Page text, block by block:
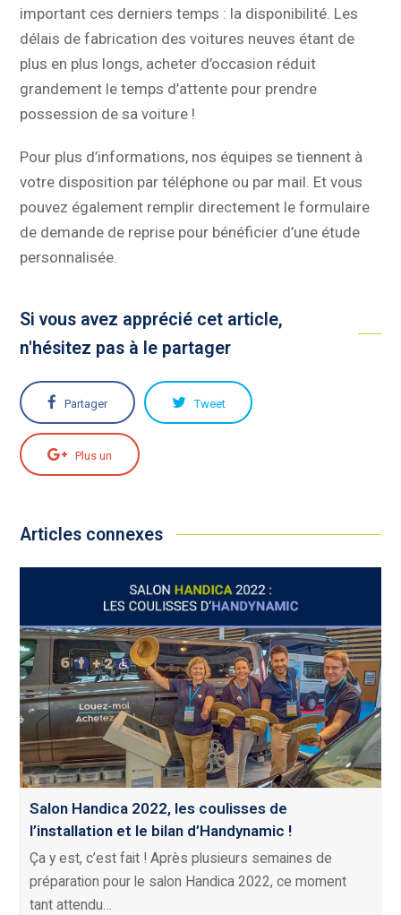
important ces derniers temps : la disponibilité. Les
délais de fabrication des voitures neuves étant de
plus en plus longs, acheter d’occasion réduit
grandement le temps d’attente pour prendre
possession de sa voiture !
Pour plus d’informations, nos équipes se tiennent à
votre disposition par téléphone ou par mail. Et vous
pouvez également remplir directement le formulaire
de demande de reprise pour bénéficier d’une étude
personnalisée.
Si vous avez apprécié cet article,
n'hésitez pas à le partager
Partager Tweet
Plus un
Articles connexes
Salon Handica 2022, les coulisses de
l’installation et le bilan d’Handynamic !
Ça y est, c’est fait ! Après plusieurs semaines de
préparation pour le salon Handica 2022, ce moment
tant attendu…